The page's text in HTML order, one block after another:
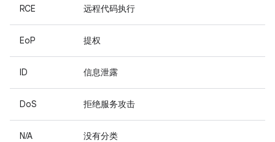
RCE 远程代码执行
EoP 提权
ID 信息泄露
DoS 拒绝服务攻击
N/A 没有分类